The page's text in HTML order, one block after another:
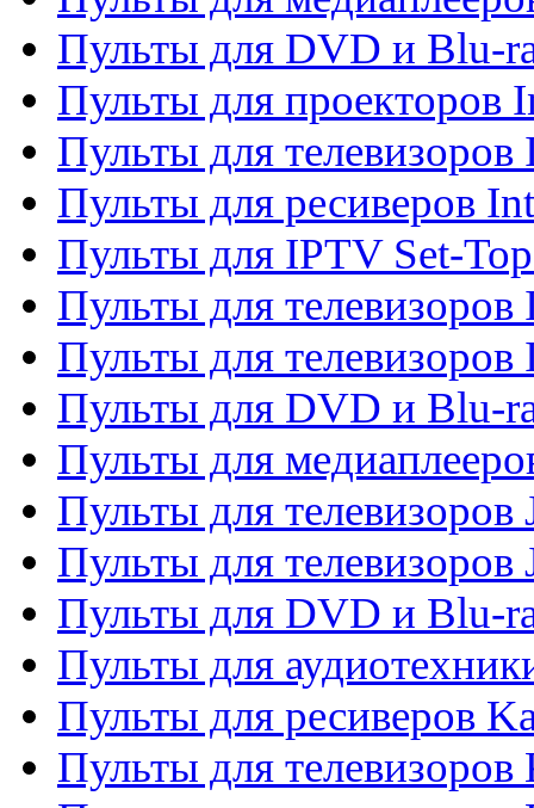
Пульты для DVD и Blu-
Пульты для проекторов
Пульты для
Пульты для ресиверов
Пульты для IPTV Set-
Пульты для телевизоров
Пульты для телевизоров
Пульты для DVD и Blu-
Пульты для
Пульты для телевизоров
Пульты для телевизоров
Пульты для DVD и Blu-
Пульты для
Пульты для ресиверов
Пульты для телевизоров